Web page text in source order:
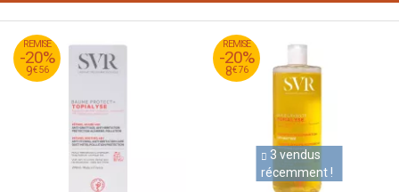
REMISE
-20%
9€56
11
€
95
9
€
56
REMISE
-20%
8€76
10
€
95
8
€
76
3 vendus
récemment !